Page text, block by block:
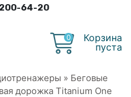
64-20
0
Корзина
пуста
» Беговые
дорожка Titanium One